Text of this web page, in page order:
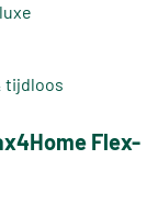
tijdloos
Flex-